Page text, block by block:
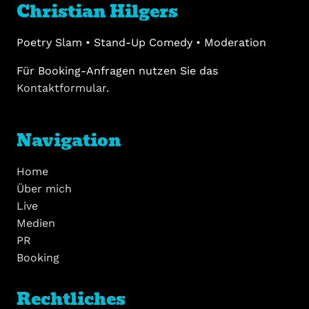
Christian Hilgers
Poetry Slam • Stand-Up Comedy • Moderation
Für Booking-Anfragen nutzen Sie das
Kontaktformular.
Navigation
Home
Über mich
Live
Medien
PR
Booking
Rechtliches